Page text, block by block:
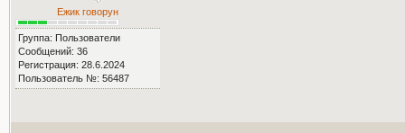
Ежик говорун
Группа: Пользователи
Сообщений: 36
Регистрация: 28.6.2024
Пользователь №: 56487